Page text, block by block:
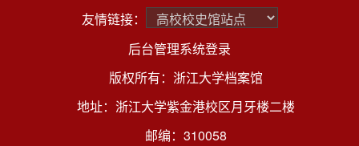
友情链接：
后台管理系统登录
版权所有：浙江大学档案馆
地址：浙江大学紫金港校区月牙楼二楼
邮编：310058